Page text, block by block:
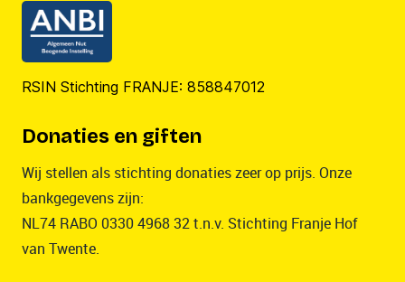
RSIN Stichting FRANJE: 858847012
Donaties en giften
Wij stellen als stichting donaties zeer op prijs. Onze
bankgegevens zijn:
NL74 RABO 0330 4968 32 t.n.v. Stichting Franje Hof
van Twente.